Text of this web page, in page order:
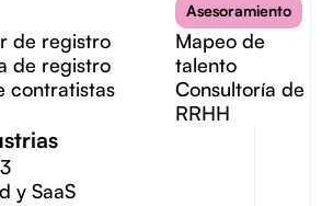
de registro
de registro
contratistas
Asesoramiento
Mapeo de
talento
Consultoría de
RRHH
y SaaS